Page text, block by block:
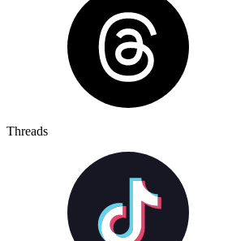
Threads